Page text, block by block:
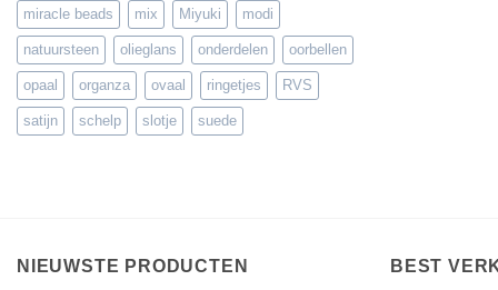
miracle beads mix Miyuki modi
natuursteen olieglans onderdelen oorbellen
opaal organza ovaal ringetjes RVS
satijn schelp slotje suede
NIEUWSTE PRODUCTEN BEST